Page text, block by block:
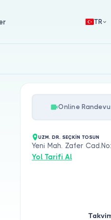
TR
Online Randevu
UZM. DR. SEÇKİN TOSUN
Yeni Mah. Zafer
Yol Tarifi Al